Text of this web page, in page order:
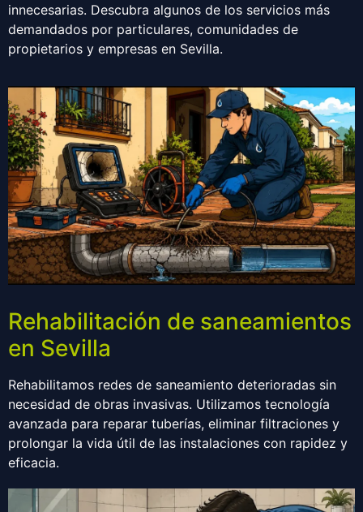
innecesarias. Descubra algunos de los servicios más
demandados por particulares, comunidades de
propietarios y empresas en Sevilla.
Rehabilitación de saneamientos
en Sevilla
Rehabilitamos redes de saneamiento deterioradas sin
necesidad de obras invasivas. Utilizamos tecnología
avanzada para reparar tuberías, eliminar filtraciones y
prolongar la vida útil de las instalaciones con rapidez y
eficacia.